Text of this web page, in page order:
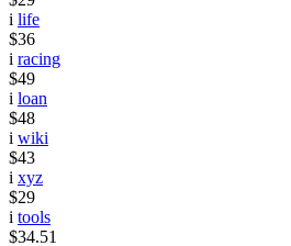
i life
$36
i racing
$49
i loan
$48
i wiki
$43
i xyz
$29
i tools
$34.51